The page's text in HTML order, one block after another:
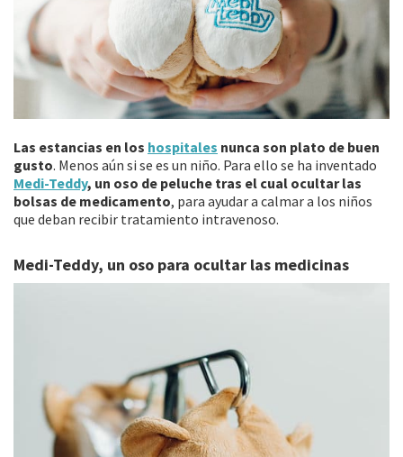
Las estancias en los hospitales nunca son plato de buen
gusto. Menos aún si se es un niño. Para ello se ha inventado
Medi-Teddy, un oso de peluche tras el cual ocultar las
bolsas de medicamento, para ayudar a calmar a los niños
que deban recibir tratamiento intravenoso.
Medi-Teddy, un oso para ocultar las medicinas